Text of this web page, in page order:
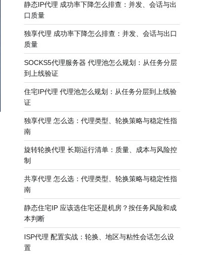
静态IP代理 成功率下降怎么排查：并发、会话与出
口质量
独享代理 成功率下降怎么排查：并发、会话与出口
质量
SOCKS5代理服务器 代理池怎么规划：从任务分层
到上线验证
住宅IP代理 代理池怎么规划：从任务分层到上线验
证
独享代理 怎么选：代理类型、轮换策略与稳定性指
南
旋转轮换代理 长期运行清单：质量、成本与风险控
制
共享代理 怎么选：代理类型、轮换策略与稳定性指
南
静态住宅IP 应该选住宅还是机房？按任务风险和成
本判断
ISP代理 配置实战：轮换、地区与粘性会话怎么设
置